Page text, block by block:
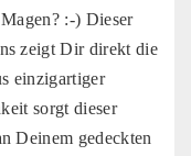
:-) Dieser
zeigt Dir direkt die
einzigartiger
sorgt dieser
Deinem gedeckten